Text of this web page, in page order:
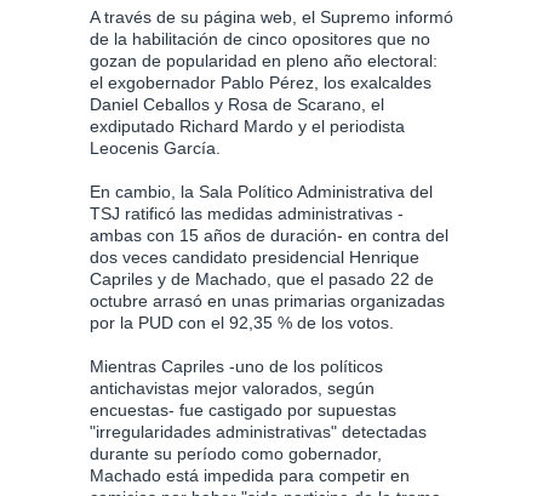
A través de su página web, el Supremo informó
de la habilitación de cinco opositores que no
gozan de popularidad en pleno año electoral:
el exgobernador Pablo Pérez, los exalcaldes
Daniel Ceballos y Rosa de Scarano, el
exdiputado Richard Mardo y el periodista
Leocenis García.
En cambio, la Sala Político Administrativa del
TSJ ratificó las medidas administrativas -
ambas con 15 años de duración- en contra del
dos veces candidato presidencial Henrique
Capriles y de Machado, que el pasado 22 de
octubre arrasó en unas primarias organizadas
por la PUD con el 92,35 % de los votos.
Mientras Capriles -uno de los políticos
antichavistas mejor valorados, según
encuestas- fue castigado por supuestas
"irregularidades administrativas" detectadas
durante su período como gobernador,
Machado está impedida para competir en